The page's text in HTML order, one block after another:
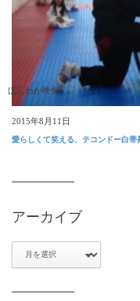
ほんわか映像
2015年8月11日
愛らしくて笑える、テコンドー白帯
アーカイブ